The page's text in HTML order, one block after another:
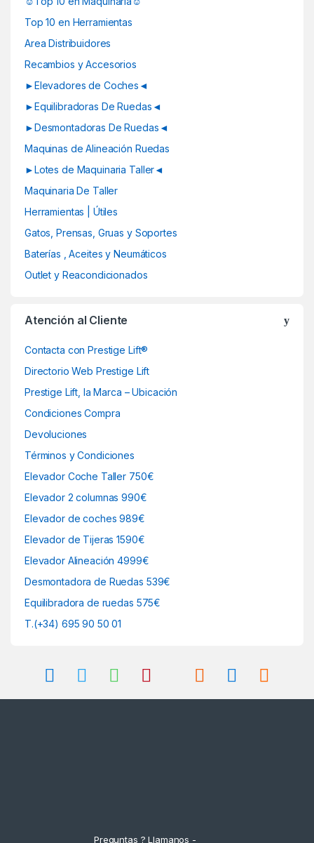
Top 10 en Herramientas
Area Distribuidores
Recambios y Accesorios
►Elevadores de Coches◄
►Equilibradoras De Ruedas◄
►Desmontadoras De Ruedas◄
Maquinas de Alineación Ruedas
►Lotes de Maquinaria Taller◄
Maquinaria De Taller
Herramientas | Útiles
Gatos, Prensas, Gruas y Soportes
Baterías , Aceites y Neumáticos
Outlet y Reacondicionados
Atención al Cliente
Contacta con Prestige Lift®
Directorio Web Prestige Lift
Prestige Lift, la Marca – Ubicación
Condiciones Compra
Devoluciones
Términos y Condiciones
Elevador Coche Taller 750€
Elevador 2 columnas 990€
Elevador de coches 989€
Elevador de Tijeras 1590€
Elevador Alineación 4999€
Desmontadora de Ruedas 539€
Equilibradora de ruedas 575€
T.(+34) 695 90 50 01
Preguntas ? Llamanos -